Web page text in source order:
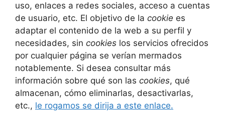
uso, enlaces a redes sociales, acceso a cuentas
de usuario, etc. El objetivo de la cookie es
adaptar el contenido de la web a su perfil y
necesidades, sin cookies los servicios ofrecidos
por cualquier página se verían mermados
notablemente. Si desea consultar más
información sobre qué son las cookies, qué
almacenan, cómo eliminarlas, desactivarlas,
etc., le rogamos se dirija a este enlace.